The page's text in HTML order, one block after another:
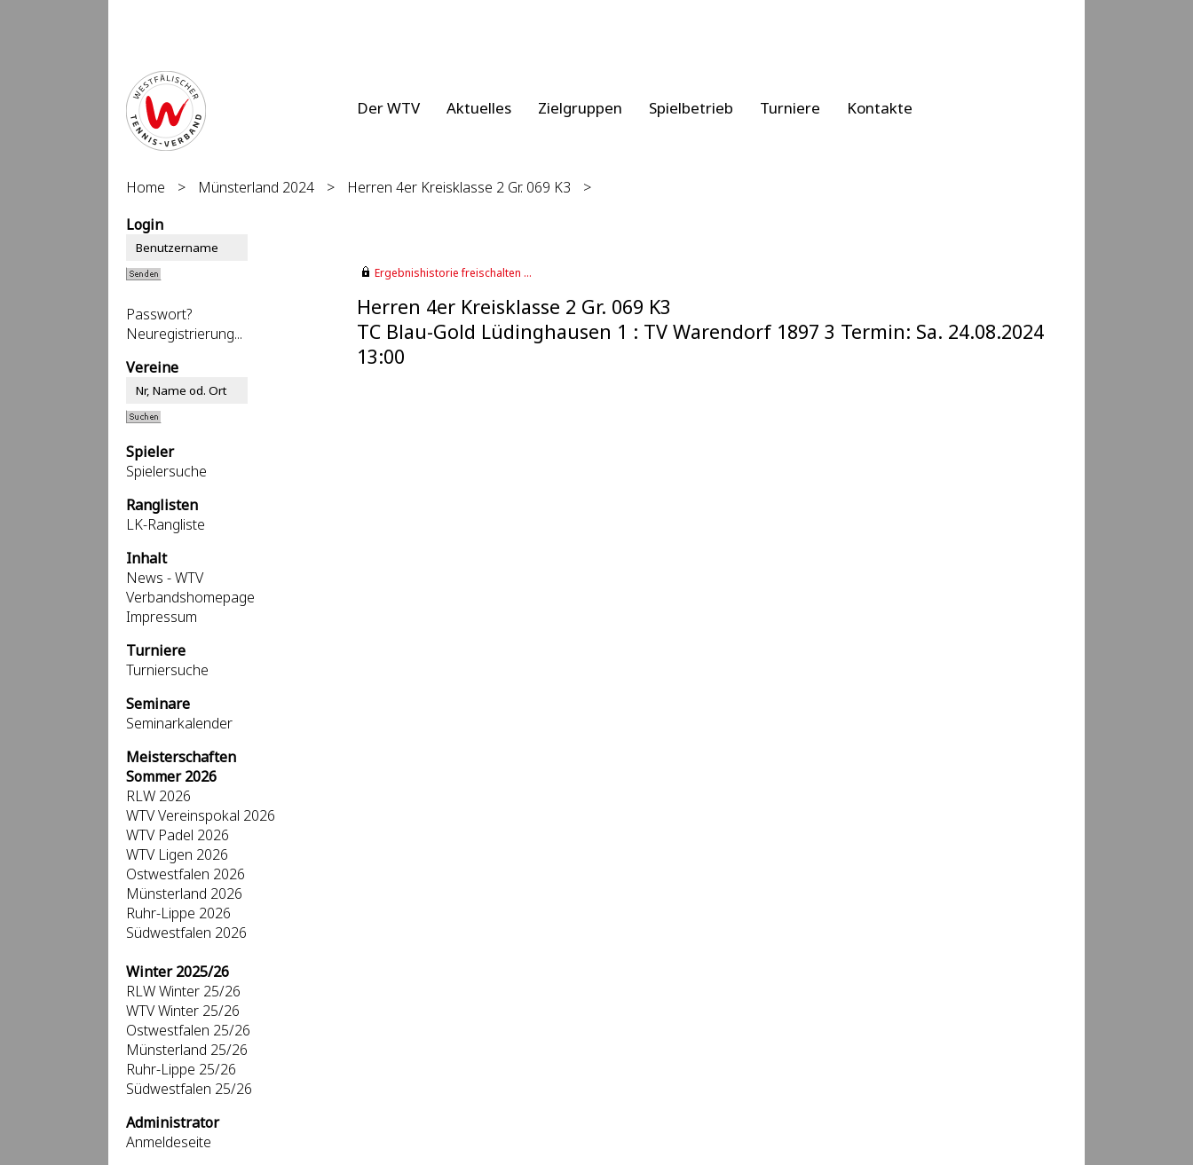
Der WTV Aktuelles Zielgruppen Spielbetrieb Turniere Kontakte
Home > Münsterland 2024 > Herren 4er Kreisklasse 2 Gr. 069 K3
>
Login
Passwort?
Neuregistrierung...
Vereine
Spieler
Spielersuche
Ranglisten
LK-Rangliste
Inhalt
News - WTV
Verbandshomepage
Impressum
Turniere
Turniersuche
Seminare
Seminarkalender
Meisterschaften
Sommer 2026
RLW 2026
WTV Vereinspokal 2026
WTV Padel 2026
WTV Ligen 2026
Ostwestfalen 2026
Münsterland 2026
Ruhr-Lippe 2026
Südwestfalen 2026
Winter 2025/26
RLW Winter 25/26
WTV Winter 25/26
Ostwestfalen 25/26
Münsterland 25/26
Ruhr-Lippe 25/26
Südwestfalen 25/26
Administrator
Anmeldeseite
Ergebnishistorie freischalten ...
Herren 4er Kreisklasse 2 Gr. 069 K3
TC Blau-Gold Lüdinghausen 1 : TV Warendorf 1897 3 Termin: Sa. 24.08.2024
13:00